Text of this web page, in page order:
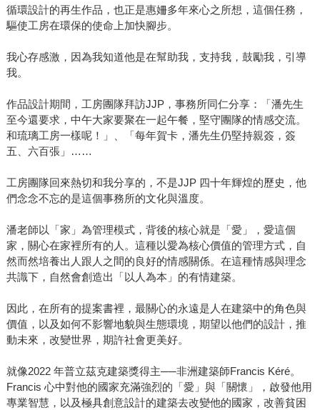
循環設計的再生作品，也正是惠姍多年來心之所想，這個任務，
驅使工房在環保的使命上加快腳步。
我心存感激，因為我知道他是在幫助我，支持我，鼓勵我，引導
我。
作品設計期間，工房團隊拜訪JJP，事務所同仁分享：「潘先生
至今還要求，中午大家要聚在一起午餐，堅守團隊的情感交流。
和琉璃工房一樣呢！」、「每年賀卡，潘先生仍堅持親簽，簽
五、六百張」……
工房團隊回來熱切和我分享的，不是JJP 四十年輝煌的歷史，他
們念念不忘的是這個事務所的文化與溫度。
潘老師以「家」為管理模式，背後的核心就是「愛」，愛這個
家，關心在家裡所有的人。這種以愛為核心價值的管理方式，自
然而然培養出人跟人之間的良好的情感關係。在這種情感與理念
共識下，自然會創造出「以人為本」的有情建築。
因此，在所有的提案書裡，最關心的永遠是人在建築中的角色與
價值，以及如何不影響地貌與生態環境，期望以他們的設計，推
動未來，改變世界，期許社會更美好。
就像2022 年普立茲克建築獎得主──非洲建築師Francis Kéré。
Francis 心中對他的國家充滿強烈的「愛」與「關懷」，啟發他用
專業智慧，以及極具創意設計的建築去改變他的國家，改善貧困